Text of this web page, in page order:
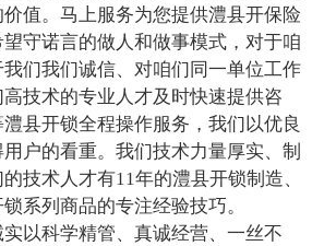
值。马上服务为您提供澧县开保险
守诺言的做人和做事模式，对于咱
们我们诚信、对咱们同一单位工作
技术的专业人才及时快速提供咨
县开锁全程操作服务，我们以优良
户的看重。我们技术力量厚实、制
技术人才有11年的澧县开锁制造、
系列商品的专注经验技巧。
科学精管、真诚经营、一丝不